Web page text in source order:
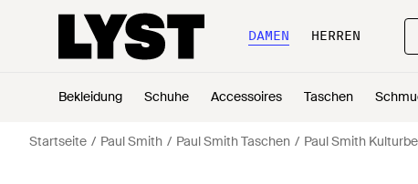
DAMEN HERREN
Bekleidung Schuhe Accessoires Taschen
Startseite Paul Smith Paul Smith Taschen Paul Smith